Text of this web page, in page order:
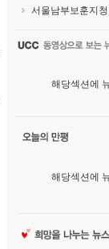
서울남부보훈지
해당섹션에
해당섹션에